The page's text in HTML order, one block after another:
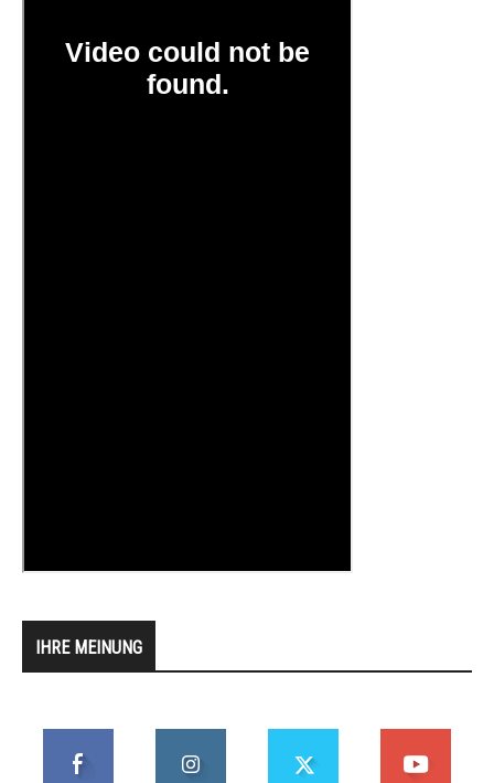
IHRE MEINUNG